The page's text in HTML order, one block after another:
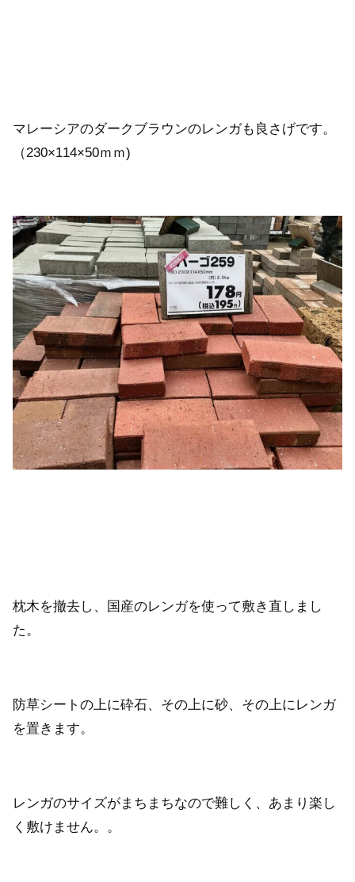
マレーシアのダークブラウンのレンガも良さげです。
（230×114×50ｍｍ)
枕木を撤去し、国産のレンガを使って敷き直しまし
た。
防草シートの上に砕石、その上に砂、その上にレンガ
を置きます。
レンガのサイズがまちまちなので難しく、あまり楽し
く敷けません。。